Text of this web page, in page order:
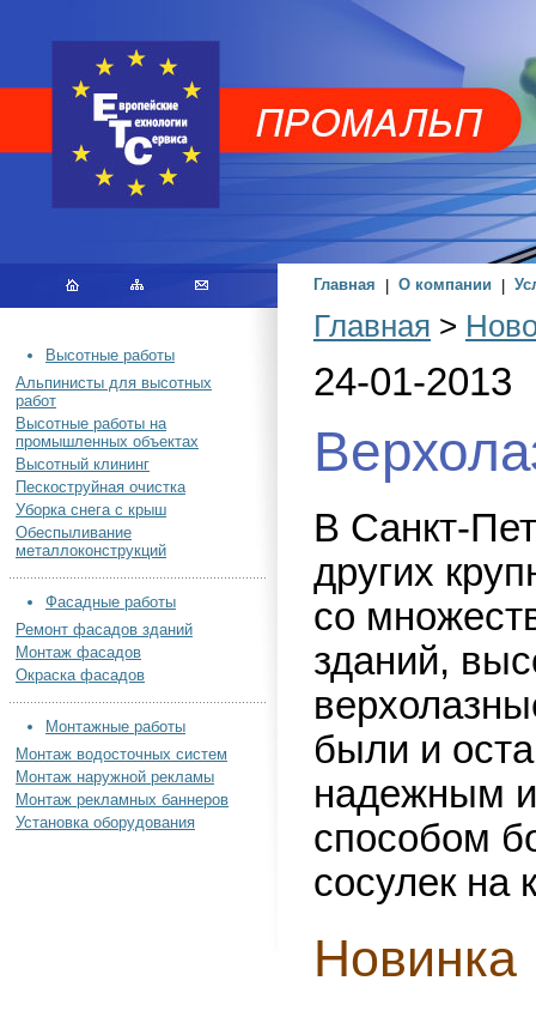
Главная О компании
Высотные работы
Альпинисты для высотных
работ
Высотные работы на
промышленных объектах
Высотный клининг
Пескоструйная очистка
Уборка снега с крыш
Обеспыливание
металлоконструкций
Фасадные работы
Ремонт фасадов зданий
Монтаж фасадов
Окраска фасадов
Монтажные работы
Монтаж водосточных систем
Монтаж наружной рекламы
Монтаж рекламных баннеров
Установка оборудования
Главная >
24-01-2013
В Санкт-
других
со
зданий,
были и
надежным
способом
сосулек на
Новинка